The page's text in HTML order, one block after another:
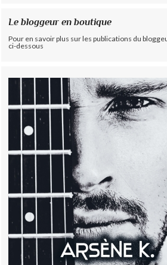
Le bloggeur en boutique
Pour en savoir plus sur les publications du
ci-dessous